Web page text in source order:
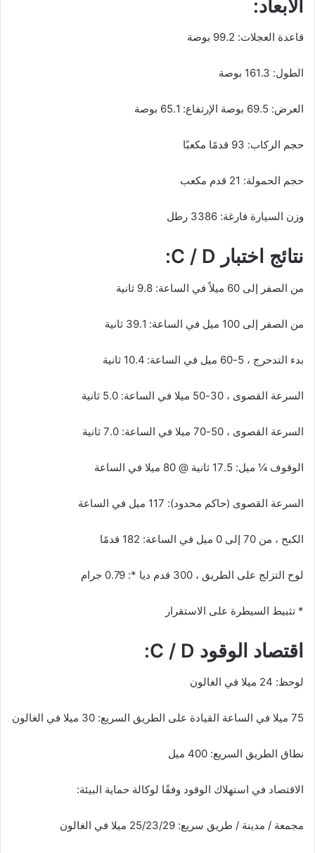
الأبعاد:
قاعدة العجلات: 99.2 بوصة
الطول: 161.3 بوصة
العرض: 69.5 بوصة الإرتفاع: 65.1 بوصة
حجم الركاب: 93 قدمًا مكعبًا
حجم الحمولة: 21 قدم مكعب
وزن السيارة فارغة: 3386 رطل
نتائج اختبار C / D:
من الصفر إلى 60 ميلاً في الساعة: 9.8 ثانية
من الصفر إلى 100 ميل في الساعة: 39.1 ثانية
بدء التدحرج ، 5-60 ميل في الساعة: 10.4 ثانية
السرعة القصوى ، 30-50 ميلا في الساعة: 5.0 ثانية
السرعة القصوى ، 50-70 ميلا في الساعة: 7.0 ثانية
الوقوف ¼ ميل: 17.5 ثانية @ 80 ميلا في الساعة
السرعة القصوى (حاكم محدود): 117 ميل في الساعة
الكبح ، من 70 إلى 0 ميل في الساعة: 182 قدمًا
لوح التزلج على الطريق ، 300 قدم ديا *: 0.79 جرام
* تثبيط السيطرة على الاستقرار
اقتصاد الوقود C / D:
لوحظ: 24 ميلا في الغالون
75 ميلا في الساعة القيادة على الطريق السريع: 30 ميلا في الغالون
نطاق الطريق السريع: 400 ميل
الاقتصاد في استهلاك الوقود وفقًا لوكالة حماية البيئة:
مجمعة / مدينة / طريق سريع: 25/23/29 ميلا في الغالون